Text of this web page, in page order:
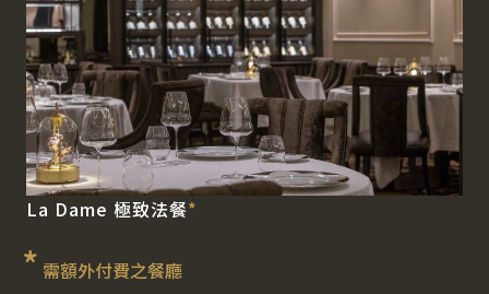
La Dame 極致法餐*
* 需額外付費之餐廳